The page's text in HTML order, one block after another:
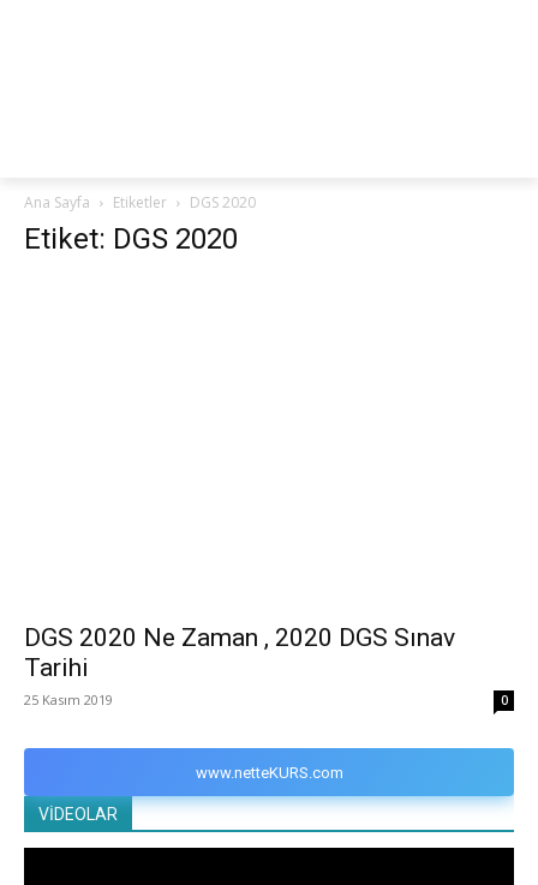
Ana Sayfa Etiketler DGS 2020
Etiket: DGS 2020
DGS 2020 Ne Zaman , 2020 DGS Sınav
Tarihi
25 Kasım 2019 0
www.netteKURS.com
VİDEOLAR